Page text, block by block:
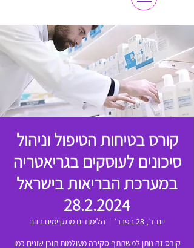
קורס בטיחות הטיפול וניהול
סיכונים לעוסקים בגריאטריה
במערכת הבריאות בישראל
28.2.2024
יום ד׳, 28 בפבר׳
  |
הלימודים מתקיימים בזום
קורס זה נותן למשתתף סקירה מעולמות תוכן שונים כמו